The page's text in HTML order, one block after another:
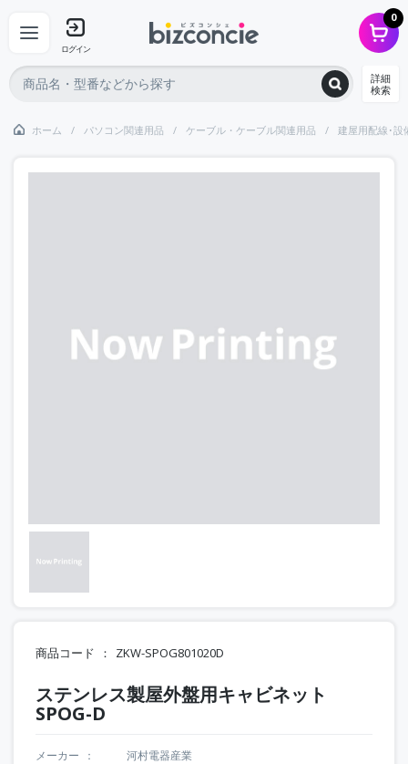
ログイン
0
詳細
検索
ホーム パソコン関連用品 ケーブル・ケーブル関連用品 建屋用配線･設
商品コード ZKW-SPOG801020D
ステンレス製屋外盤用キャビネット
SPOG-D
メーカー
河村電器産業